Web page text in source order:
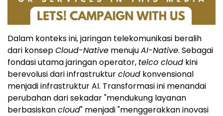
Dalam konteks ini, jaringan telekomunikasi beralih
dari konsepCloud-Native menujuAI-Native. Sebagai
fondasi utama jaringan operator, telco cloud kini
berevolusi dari infrastrukturcloud konvensional
menjadi infrastruktur AI. Transformasi ini menandai
perubahan dari sekadar "mendukung layanan
berbasiskancloud" menjadi "menggerakkan inovasi